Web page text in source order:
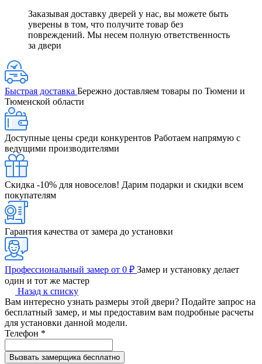
Заказывая доставку дверей у нас, вы можете быть
уверены в том, что получите товар без
повреждений. Мы несем полную ответственность
за двери
Быстрая доставка Бережно доставляем товары по Тюмени и
Тюменской области
Доступные цены среди конкурентов Работаем напрямую с
ведущими производителями
Скидка -10% для новоселов! Дарим подарки и скидки всем
покупателям
Гарантия качества от замера до установки
Профессиональный замер от 0 ₽ Замер и установку делает
один и тот же мастер
Назад к списку
Вам интересно узнать размеры этой двери? Подайте запрос на
бесплатный замер, и мы предоставим вам подробные расчеты
для установки данной модели.
Телефон *